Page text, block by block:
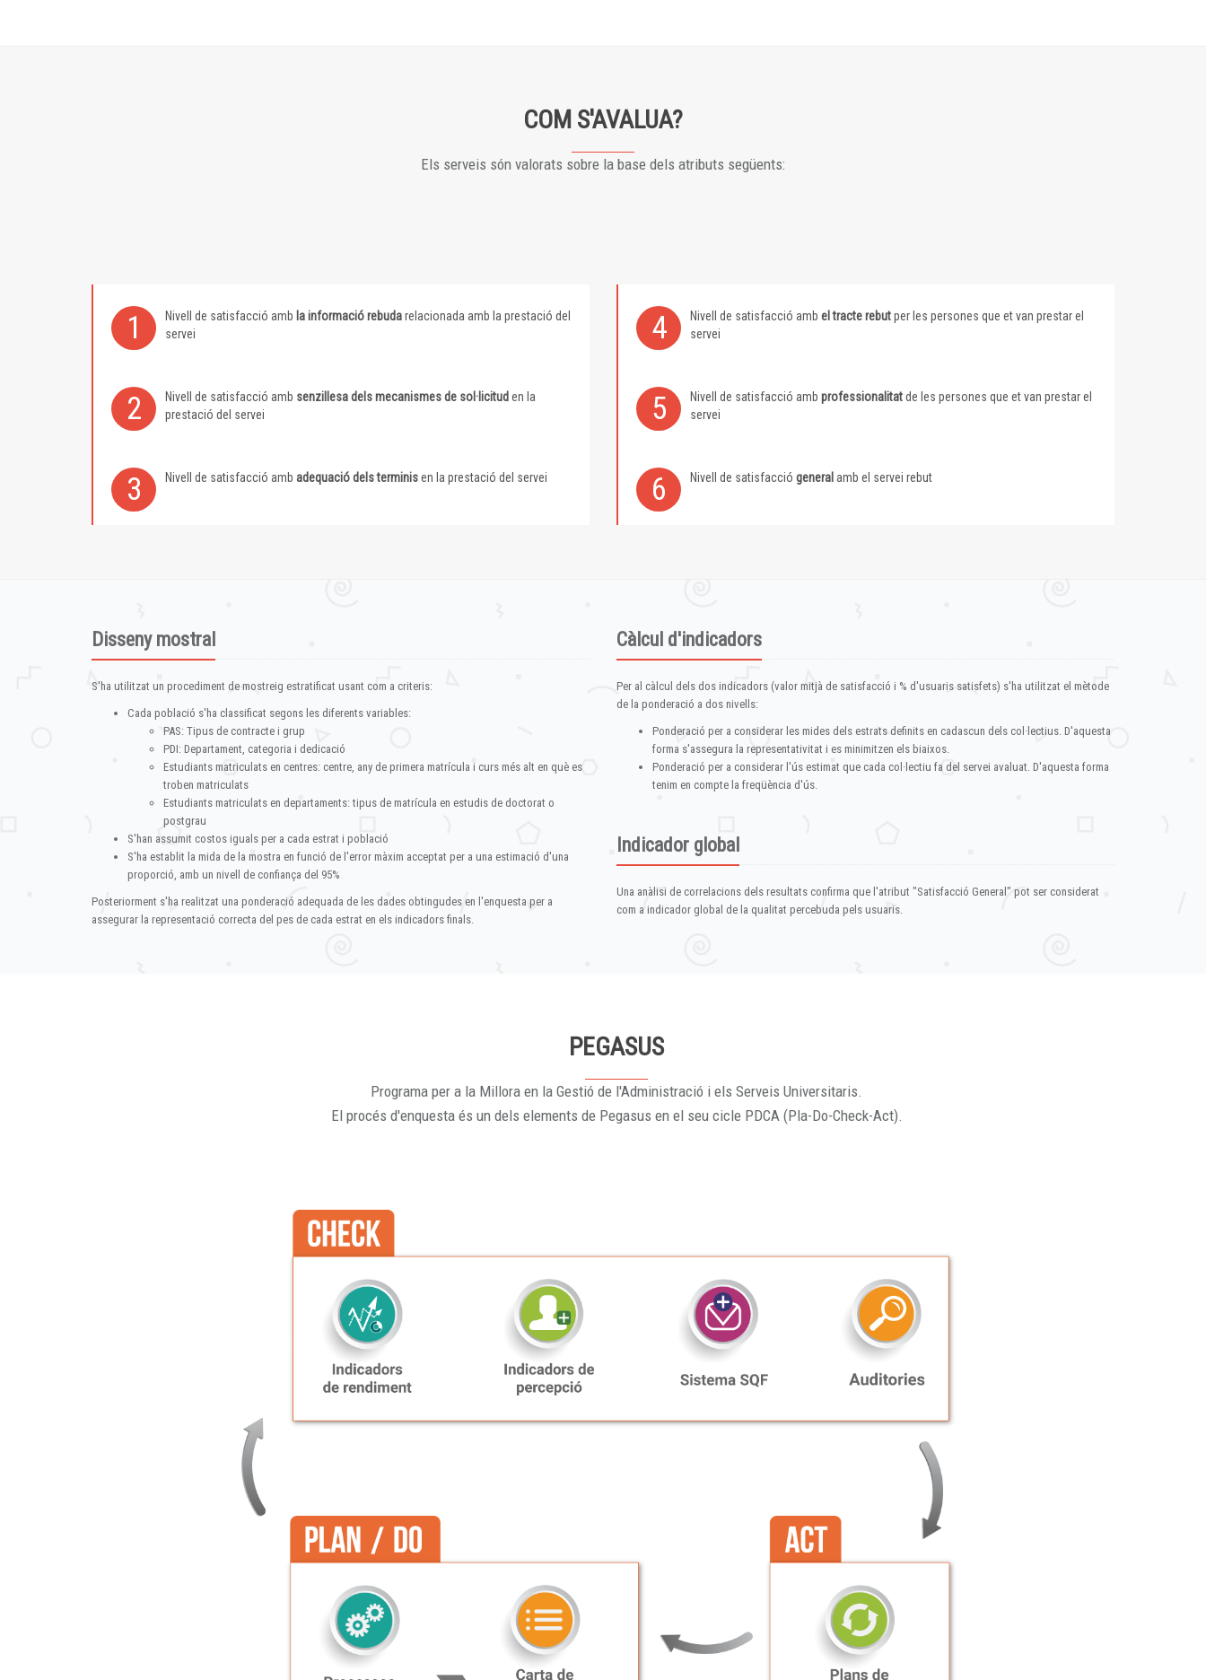
COM S'AVALUA?
Els serveis són valorats sobre la base dels atributs següents:
1 Nivell de satisfacció amb la informació rebudarelacionada amb la prestació del
servei
4 Nivell de satisfacció amb el tracte rebutper les persones que et van prestar el
servei
2 Nivell de satisfacció amb senzillesa dels mecanismes de sol·licitud en la
prestació del servei
5 Nivell de satisfacció amb professionalitatde les persones que et van prestar el
servei
3 Nivell de satisfacció amb adequació dels terminisen la prestació del servei 6 Nivell de satisfacció general amb el servei rebut
Disseny mostral
S'ha utilitzat un procediment de mostreig estratificat usant com a criteris:
Cada població s'ha classificat segons les diferents variables:
PAS: Tipus de contracte i grup
PDI: Departament, categoria i dedicació
Estudiants matriculats en centres: centre, any de primera matrícula i curs més alt en què es
troben matriculats
Estudiants matriculats en departaments: tipus de matrícula en estudis de doctorat o
postgrau
S'han assumit costos iguals per a cada estrat i població
S'ha establit la mida de la mostra en funció de l'error màxim acceptat per a una estimació d'una
proporció, amb un nivell de confiança del 95%
Posteriorment s'ha realitzat una ponderació adequada de les dades obtingudes en l'enquesta per a
assegurar la representació correcta del pes de cada estrat en els indicadors finals.
Càlcul d'indicadors
Per al càlcul dels dos indicadors (valor mitjà de satisfacció i % d'usuaris satisfets) s'ha utilitzat el mètode
de la ponderació a dos nivells:
Ponderació per a considerar les mides dels estrats definits en cadascun dels col·lectius. D'aquesta
forma s'assegura la representativitat i es minimitzen els biaixos.
Ponderació per a considerar l'ús estimat que cada col·lectiu fa del servei avaluat. D'aquesta forma
tenim en compte la freqüència d'ús.
Indicador global
Una anàlisi de correlacions dels resultats confirma que l'atribut "Satisfacció General" pot ser considerat
com a indicador global de la qualitat percebuda pels usuaris.
PEGASUS
Programa per a la Millora en la Gestió de l'Administració i els Serveis Universitaris.
El procés d'enquesta és un dels elements de Pegasus en el seu cicle PDCA (Pla-Do-Check-Act).